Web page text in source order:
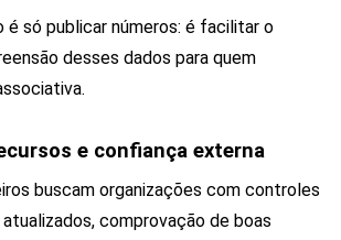
é só publicar números: é facilitar o
desses dados para quem
e confiança externa
buscam organizações com controles
comprovação de boas